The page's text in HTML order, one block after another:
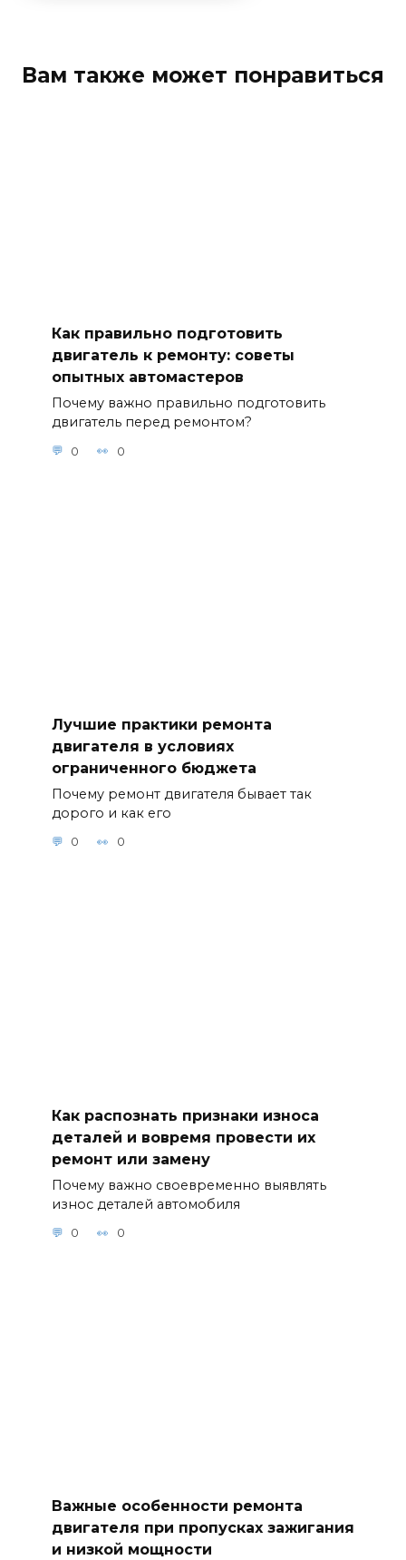
Вам также может понравиться
Как правильно подготовить
двигатель к ремонту: советы
опытных автомастеров
Почему важно правильно подготовить
двигатель перед ремонтом?
0 0
Лучшие практики ремонта
двигателя в условиях
ограниченного бюджета
Почему ремонт двигателя бывает так
дорого и как его
0 0
Как распознать признаки износа
деталей и вовремя провести их
ремонт или замену
Почему важно своевременно выявлять
износ деталей автомобиля
0 0
Важные особенности ремонта
двигателя при пропусках зажигания
и низкой мощности